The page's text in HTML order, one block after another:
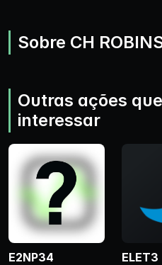
Sobre CH
Outras ações
interessar
E2NP34 ELET3